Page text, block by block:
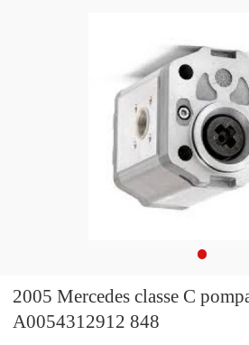
2005 Mercedes classe C
A0054312912 848